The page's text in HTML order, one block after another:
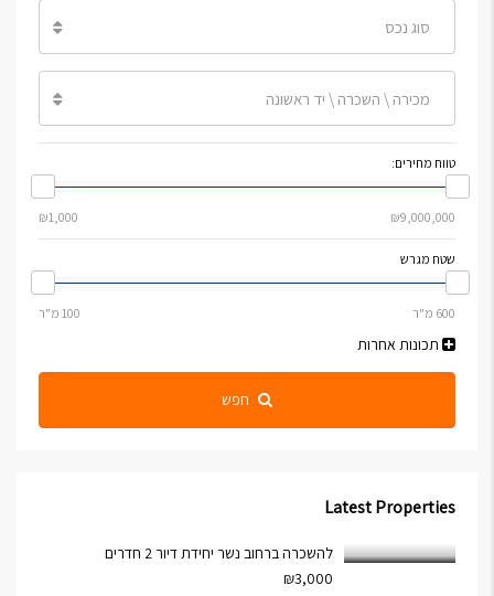
סוג נכס
מכירה \ השכרה \ יד ראשונה
טווח מחירים:
שטח מגרש
תכונות אחרות
חפש
Latest Properties
להשכרה ברחוב נשר יחידת דיור 2 חדרים
₪3,000